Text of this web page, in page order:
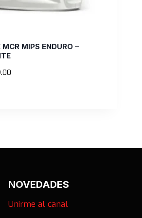
MIPS ENDURO –
Rango
NOVEDADES
Unirme al canal